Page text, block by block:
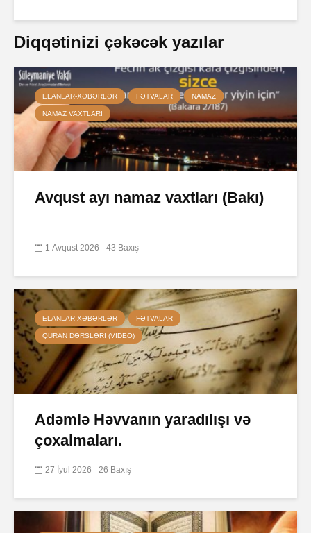
Diqqətinizi çəkəcək yazılar
ELANLAR-XƏBƏRLƏR FƏTVALAR NAMAZ
NAMAZ VAXTLARI
Avqust ayı namaz vaxtları (Bakı)
1 Avqust 2026 43 Baxış
ELANLAR-XƏBƏRLƏR FƏTVALAR
QURAN DƏRSLƏRI (VIDEO)
Adəmlə Həvvanın yaradılışı və
çoxalmaları.
27 İyul 2026 26 Baxış